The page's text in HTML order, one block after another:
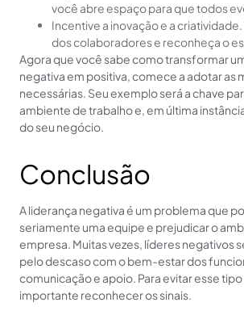
você abre espaço para que todos
Incentive a inovação e a criatividade.
dos colaboradores e reconheça o
Agora que você sabe como transformar
negativa em positiva, comece a adotar as
necessárias. Seu exemplo será a chave
ambiente de trabalho e, em última
do seu negócio.
Conclusão
A liderança negativa é um problema que
seriamente uma equipe e prejudicar o
empresa. Muitas vezes, líderes negativos
pelo descaso com o bem-estar dos
comunicação e apoio. Para evitar esse
importante reconhecer os sinais.